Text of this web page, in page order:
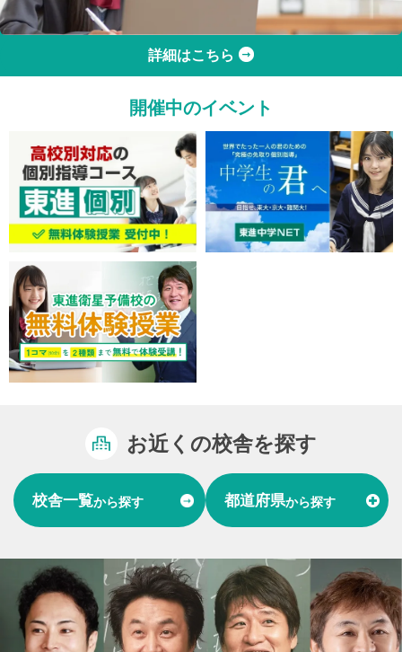
詳細はこちら
開催中のイベント
お近くの校舎を探す
校舎一覧から探す 都道府県から探す
東海 愛知県 岐阜県
関西 大阪府 兵庫県
中国 山口県